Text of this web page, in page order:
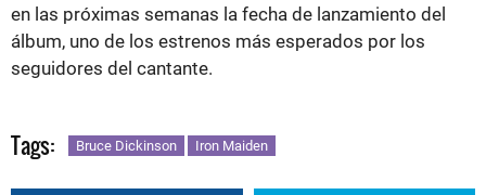
en las próximas semanas la fecha de lanzamiento del
álbum, uno de los estrenos más esperados por los
seguidores del cantante.
Tags: Bruce Dickinson Iron Maiden